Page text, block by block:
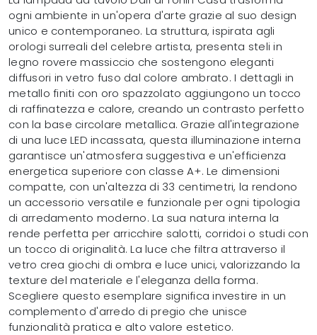
ogni ambiente in un'opera d'arte grazie al suo design
unico e contemporaneo. La struttura, ispirata agli
orologi surreali del celebre artista, presenta steli in
legno rovere massiccio che sostengono eleganti
diffusori in vetro fuso dal colore ambrato. I dettagli in
metallo finiti con oro spazzolato aggiungono un tocco
di raffinatezza e calore, creando un contrasto perfetto
con la base circolare metallica. Grazie all'integrazione
di una luce LED incassata, questa illuminazione interna
garantisce un'atmosfera suggestiva e un'efficienza
energetica superiore con classe A+. Le dimensioni
compatte, con un'altezza di 33 centimetri, la rendono
un accessorio versatile e funzionale per ogni tipologia
di arredamento moderno. La sua natura interna la
rende perfetta per arricchire salotti, corridoi o studi con
un tocco di originalità. La luce che filtra attraverso il
vetro crea giochi di ombra e luce unici, valorizzando la
texture del materiale e l'eleganza della forma.
Scegliere questo esemplare significa investire in un
complemento d'arredo di pregio che unisce
funzionalità pratica e alto valore estetico.